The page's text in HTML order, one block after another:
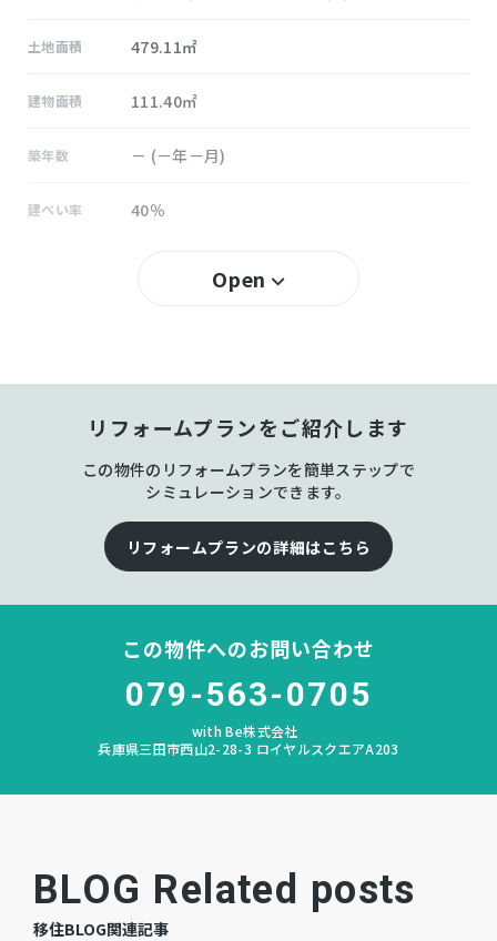
土地面積 479.11㎡
建物面積 111.40㎡
築年数 － (－年－月)
建ぺい率 40％
大池
中学校区 大池
あり
空
相談
有
その他
Open
リフォームプランをご紹介します
この物件のリフォームプランを簡単ステップで
シミュレーションできます。
リフォームプランの詳細はこちら
この物件へのお問い合わせ
079-563-0705
with Be株式会社
兵庫県三田市西山2-28-3 ロイヤルスクエアA203
BLOG Related posts
移住BLOG関連記事